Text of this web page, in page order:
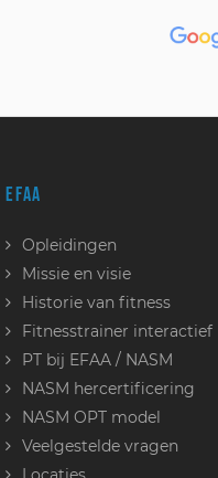
EFAA
Opleidingen
Missie en visie
Historie van fitness
Fitnesstrainer interactief
PT bij EFAA / NASM
NASM hercertificering
NASM OPT model
Veelgestelde vragen